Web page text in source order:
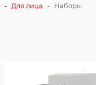
- Для лица - Наборы